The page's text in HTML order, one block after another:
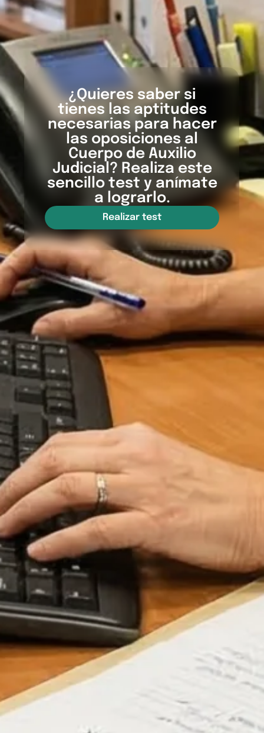
¿Quieres saber si
tienes las aptitudes
necesarias para hacer
las oposiciones al
Cuerpo de Auxilio
Judicial? Realiza este
sencillo test y anímate
a lograrlo.
Realizar test